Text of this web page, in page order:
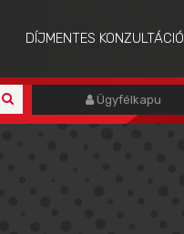
DÍJMENTES KONZULTÁCIÓ
Ügyfélkapu